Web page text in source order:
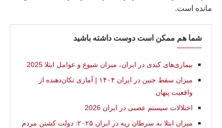
مانده است.
شما هم ممکن است دوست داشته باشید
بیماری‌های کبدی در ايران، میزان شیوع و عوامل ابتلا 2025
میزان سقط جنین در ایران ۱۴۰۴ | آماری تکان‌دهنده از
واقعیت پنهان
اختلالات سیستم عصبی در ایران 2026
ميزان ابتلا به سرطان ریه در ایران ۲۰۲۵: دولت کشتن مردم